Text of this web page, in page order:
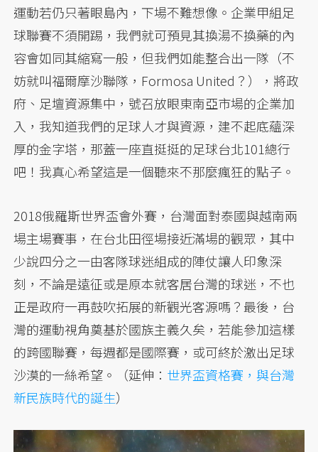
運動若仍只著眼島內，下場不難想像。企業甲組足
球聯賽不須開踢，我們就可預見其換湯不換藥的內
容會如同其縮寫一般，但我們如能整合出一隊（不
妨就叫福爾摩沙聯隊，Formosa United？），將政
府、足壇資源集中，號召放眼東南亞市場的企業加
入，我知道我們的足球人才與資源，建不起底蘊深
厚的金字塔，那蓋一座直挺挺的足球台北101總行
吧！我真心希望這是一個聽來不那麼瘋狂的點子。
2018俄羅斯世界盃會外賽，台灣面對泰國與越南兩
場主場賽事，在台北田徑場接近滿場的觀眾，其中
少說四分之一由客隊球迷組成的陣仗讓人印象深
刻，不論是遠征或是原本就客居台灣的球迷，不也
正是政府一再鼓吹拓展的新觀光客源嗎？最後，台
灣的運動視角奠基於國族主義久矣，若能參加這樣
的跨國聯賽，每週都是國際賽，或可終於激出足球
沙漠的一絲希望。（延伸： 世界盃資格賽，與台灣
新民族時代的誕生）